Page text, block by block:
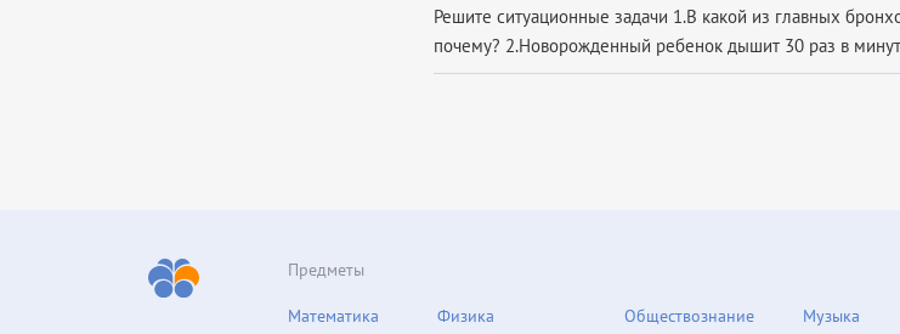
Решите ситуационные задачи 1.В какой из главных
почему? 2.Новорожденный ребенок дышит 30 раз в
Предметы
Математика
Физика
Обществознание
Музыка